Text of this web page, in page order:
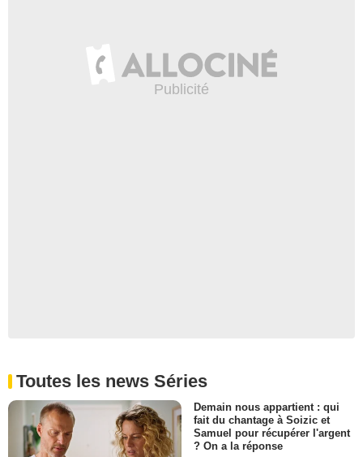
Toutes les news Séries
Demain nous appartient : qui
fait du chantage à Soizic et
Samuel pour récupérer l'argent
? On a la réponse